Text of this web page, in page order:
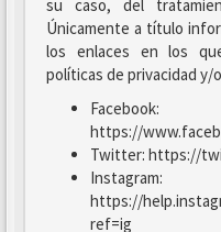
su caso, del
Únicamente a título
los enlaces en los
políticas de privacidad y/
Facebook:
https://
Twitter: https://
Instagram:
https://
ref=ig